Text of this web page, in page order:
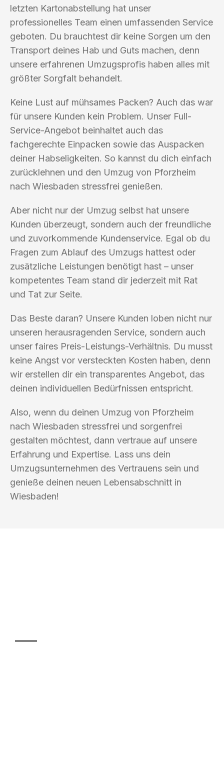
letzten Kartonabstellung hat unser
professionelles Team einen umfassenden Service
geboten. Du brauchtest dir keine Sorgen um den
Transport deines Hab und Guts machen, denn
unsere erfahrenen Umzugsprofis haben alles mit
größter Sorgfalt behandelt.
Keine Lust auf mühsames Packen? Auch das war
für unsere Kunden kein Problem. Unser Full-
Service-Angebot beinhaltet auch das
fachgerechte Einpacken sowie das Auspacken
deiner Habseligkeiten. So kannst du dich einfach
zurücklehnen und den Umzug von Pforzheim
nach Wiesbaden stressfrei genießen.
Aber nicht nur der Umzug selbst hat unsere
Kunden überzeugt, sondern auch der freundliche
und zuvorkommende Kundenservice. Egal ob du
Fragen zum Ablauf des Umzugs hattest oder
zusätzliche Leistungen benötigt hast – unser
kompetentes Team stand dir jederzeit mit Rat
und Tat zur Seite.
Das Beste daran? Unsere Kunden loben nicht nur
unseren herausragenden Service, sondern auch
unser faires Preis-Leistungs-Verhältnis. Du musst
keine Angst vor versteckten Kosten haben, denn
wir erstellen dir ein transparentes Angebot, das
deinen individuellen Bedürfnissen entspricht.
Also, wenn du deinen Umzug von Pforzheim
nach Wiesbaden stressfrei und sorgenfrei
gestalten möchtest, dann vertraue auf unsere
Erfahrung und Expertise. Lass uns dein
Umzugsunternehmen des Vertrauens sein und
genieße deinen neuen Lebensabschnitt in
Wiesbaden!